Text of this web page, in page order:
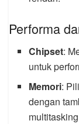
Performa
Chipset:
untuk
Memori:
dengan